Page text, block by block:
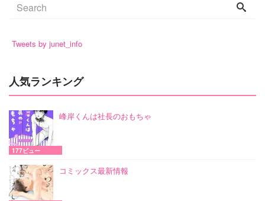
Tweets by junet_info
人気ランキング
峰岸くんは社長のおもちゃ
177ビュー
コミックス最新情報